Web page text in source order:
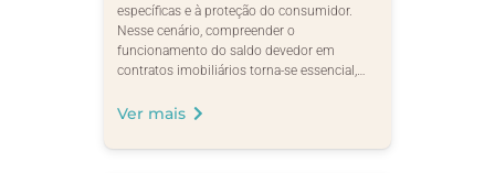
específicas e à proteção do consumidor.
Nesse cenário, compreender o
funcionamento do saldo devedor em
contratos imobiliários torna-se essencial,…
Ver mais